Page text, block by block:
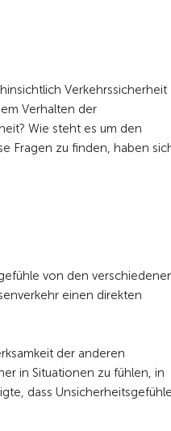
Verkehrssicherheit
Verhalten der
Wie steht es um den
Fragen zu finden, haben
von den
einen direkten
der anderen
in Situationen zu fühlen, in
dass Unsicherheitsgefühle